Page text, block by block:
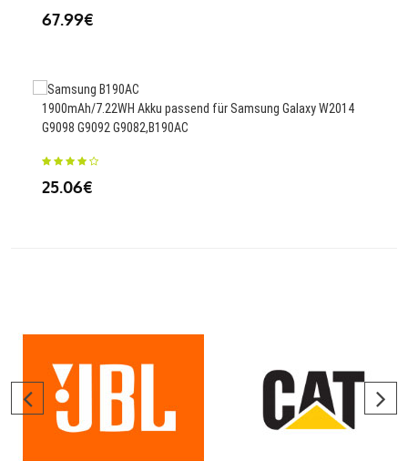
67.99€
1900mAh/7.22WH Akku passend für Samsung Galaxy W2014
G9098 G9092 G9082,B190AC
25.06€